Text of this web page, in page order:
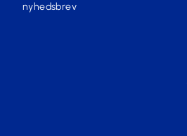
nyhedsbrev